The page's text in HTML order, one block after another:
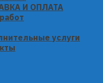
И ОПЛАТА
услуги